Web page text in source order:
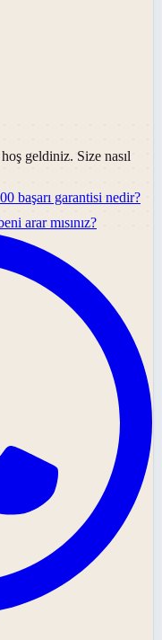
geldiniz. Size nasıl
başarı garantisi nedir?
arar mısınız?